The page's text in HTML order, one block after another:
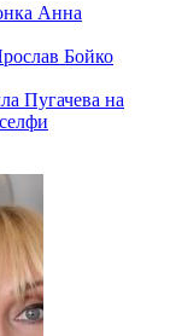
Анна
Бойко
Пугачева на